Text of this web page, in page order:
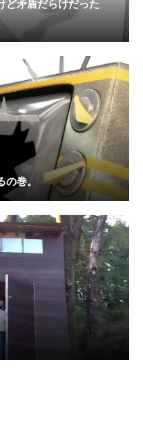
ど矛盾だらけだった
巻。